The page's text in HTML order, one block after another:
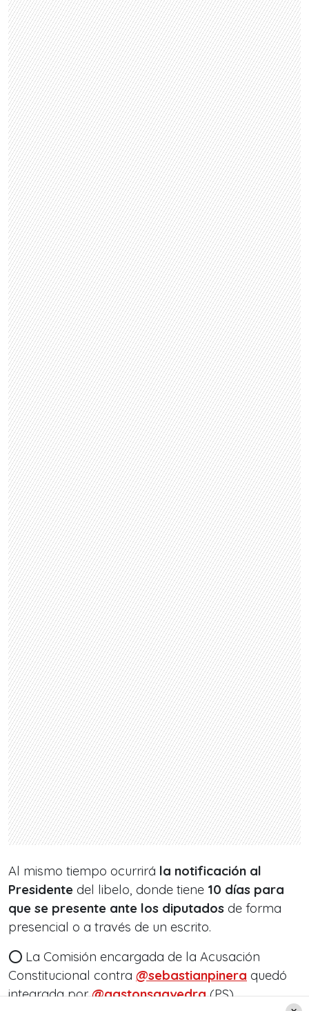
Al mismo tiempo ocurrirá la notificación al
Presidente del libelo, donde tiene 10 días para
que se presente ante los diputados de forma
presencial o a través de un escrito.
⭕️ La Comisión encargada de la Acusación
Constitucional contra @sebastianpinera quedó
integrada por@gastonsaavedra(PS),